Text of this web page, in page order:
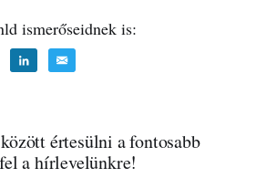
ismerőseidnek is:
értesülni a fontosabb
a hírlevelünkre!